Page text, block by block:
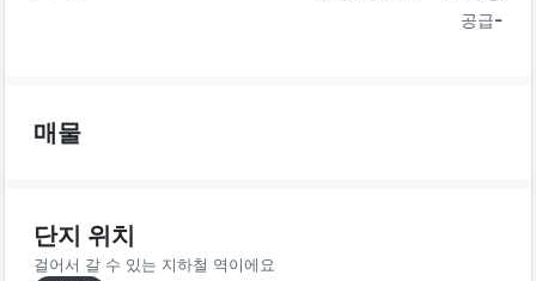
공급-
매물
단지 위치
걸어서 갈 수 있는 지하철 역이에요